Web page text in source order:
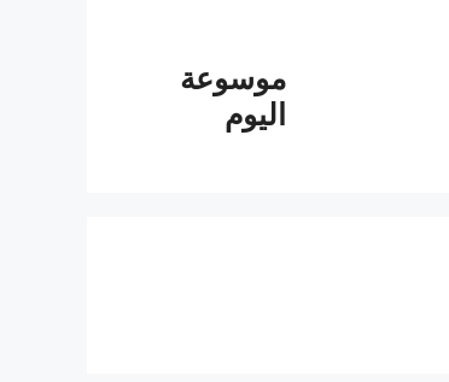
موسوعة
اليوم